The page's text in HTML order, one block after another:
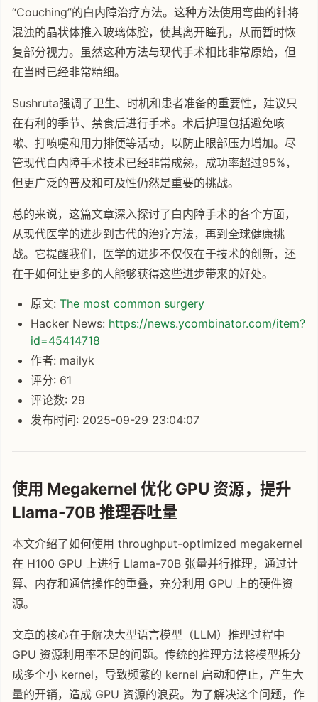
“Couching”的白内障治疗方法。这种方法使用弯曲的针将
混浊的晶状体推入玻璃体腔，使其离开瞳孔，从而暂时恢
复部分视力。虽然这种方法与现代手术相比非常原始，但
在当时已经非常精细。
Sushruta强调了卫生、时机和患者准备的重要性，建议只
在有利的季节、禁食后进行手术。术后护理包括避免咳
嗽、打喷嚏和用力排便等活动，以防止眼部压力增加。尽
管现代白内障手术技术已经非常成熟，成功率超过95%，
但更广泛的普及和可及性仍然是重要的挑战。
总的来说，这篇文章深入探讨了白内障手术的各个方面，
从现代医学的进步到古代的治疗方法，再到全球健康挑
战。它提醒我们，医学的进步不仅仅在于技术的创新，还
在于如何让更多的人能够获得这些进步带来的好处。
原文: The most common surgery
Hacker News: https://news.ycombinator.com/item?
id=45414718
作者: mailyk
评分: 61
评论数: 29
发布时间: 2025-09-29 23:04:07
使用 Megakernel 优化 GPU 资源，提升
Llama-70B 推理吞吐量
本文介绍了如何使用 throughput-optimized megakernel
在 H100 GPU 上进行 Llama-70B 张量并行推理，通过计
算、内存和通信操作的重叠，充分利用 GPU 上的硬件资
源。
文章的核心在于解决大型语言模型（LLM）推理过程中
GPU 资源利用率不足的问题。传统的推理方法将模型拆分
成多个小 kernel，导致频繁的 kernel 启动和停止，产生大
量的开销，造成 GPU 资源的浪费。为了解决这个问题，作